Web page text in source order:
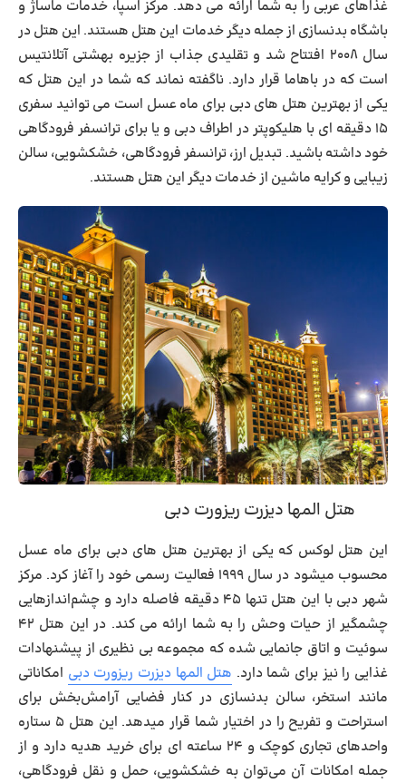
غذاهای عربی را به شما ارائه می دهد. مرکز اسپا، خدمات ماساژ و
باشگاه بدنسازی از جمله دیگر خدمات این هتل هستند. این هتل در
سال ۲۰۰۸ افتتاح شد و تقلیدی جذاب از جزیره بهشتی آتلانتیس
است که در باهاما قرار دارد. ناگفته نماند که شما در این هتل که
یکی از بهترین هتل های دبی برای ماه عسل است می توانید سفری
۱۵ دقیقه ای با هلیکوپتر در اطراف دبی و یا برای ترانسفر فرودگاهی
خود داشته باشید. تبدیل ارز، ترانسفر فرودگاهی، خشکشویی، سالن
زیبایی و کرایه ماشین از خدمات دیگر این هتل هستند.
هتل المها دیزرت ریزورت دبی
این هتل لوکس که یکی از بهترین هتل های دبی برای ماه عسل
محسوب میشود در سال ۱۹۹۹ فعالیت رسمی خود را آغاز کرد. مرکز
شهر دبی با این هتل تنها ۴۵ دقیقه فاصله دارد و چشم‌اندازهایی
چشمگیر از حیات وحش را به شما ارائه می کند. در این هتل ۴۲
سوئیت و اتاق جانمایی شده که مجموعه بی نظیری از پیشنهادات
غذایی را نیز برای شما دارد. هتل المها دیزرت ریزورت دبی امکاناتی
مانند استخر، سالن بدنسازی در کنار فضایی آرامش‌بخش برای
استراحت و تفریح را در اختیار شما قرار میدهد. این هتل ۵ ستاره
واحدهای تجاری کوچک و ۲۴ ساعته ای برای خرید هدیه دارد و از
جمله امکانات آن می‌توان به خشکشویی، حمل و نقل فرودگاهی،